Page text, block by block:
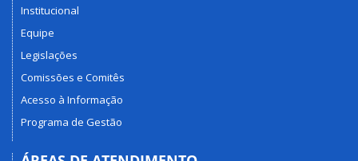
Institucional
Equipe
Legislações
Comissões e Comitês
Acesso à Informação
Programa de Gestão